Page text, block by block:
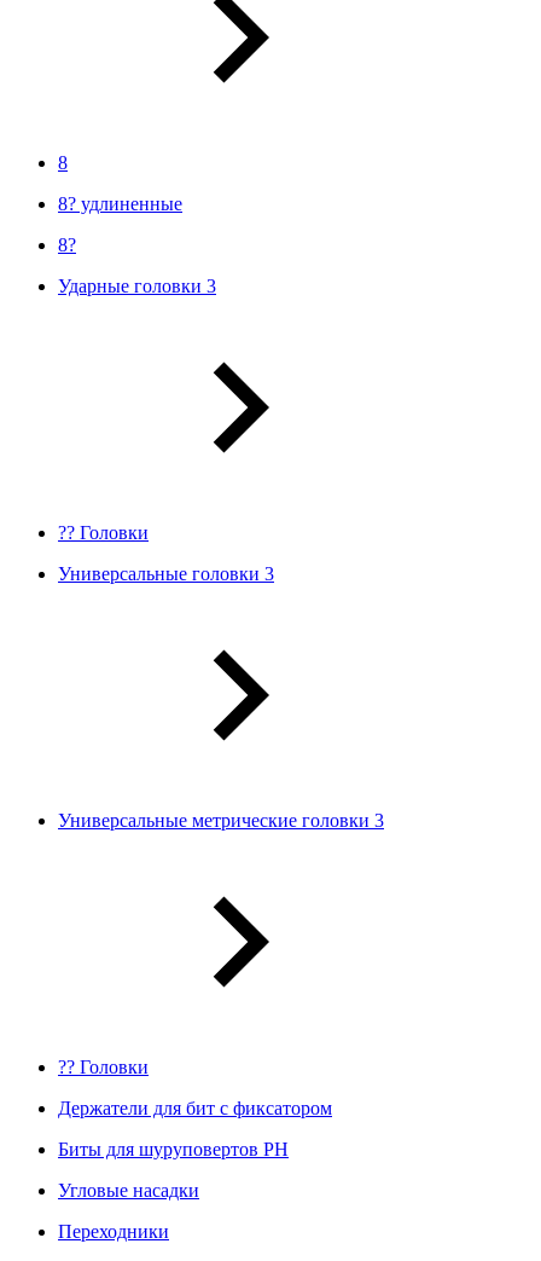
8
8? удлиненные
8?
Ударные головки 3
?? Головки
Универсальные головки 3
Универсальные метрические головки 3
?? Головки
Держатели для бит с фиксатором
Биты для шуруповертов PH
Угловые насадки
Переходники